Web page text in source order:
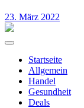
23. März 2022
Startseite
Allgemein
Handel
Gesundheit
Deals